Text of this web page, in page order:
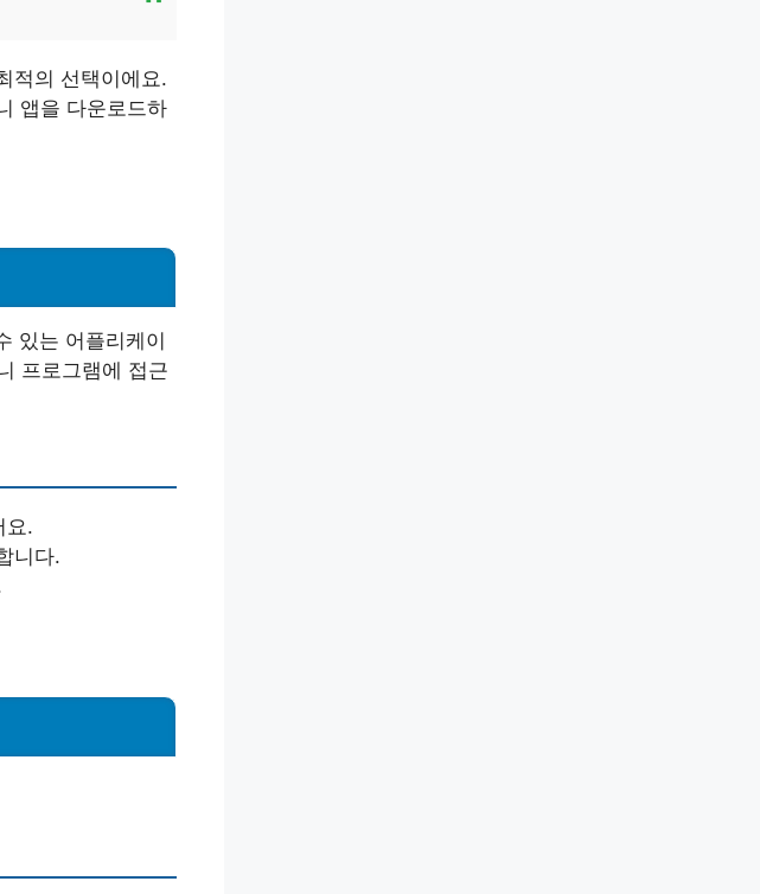
적의 선택이에요.
앱을 다운로드하
있는 어플리케이
프로그램에 접근
요.
니다.